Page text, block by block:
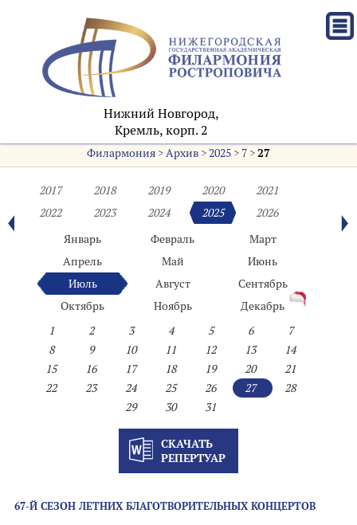
Нижний Новгород,
Кремль, корп. 2
Филармония>Архив>2025> 7>27
2017 2018 2019 2020
2021
2022
2023 2024 2025
2026
Январь
Февраль
Март
Апрель
Май
Июнь
Июль
Август
Сентябрь
Октябрь
Ноябрь
Декабрь
1
2 3 4 5 6
7
8
9 10 11 12 13
14
15
16 17 18 19 20
21
22
23 24 25 26 27
28
29
30 31
СКАЧАТЬ
РЕПЕРТУАР
67-Й СЕЗОН ЛЕТНИХ БЛАГОТВОРИТЕЛЬНЫХ КОНЦЕРТОВ